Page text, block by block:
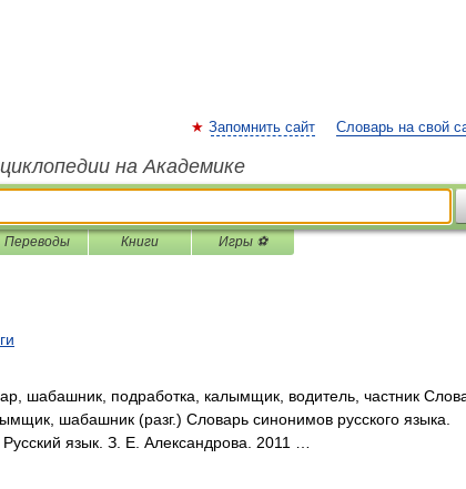
Запомнить сайт Словарь на свой
на Академике
Переводы Книги Игры ⚽
шабашник, подработка, калымщик, водитель, частник
шабашник (разг.) Словарь синонимов русского языка.
язык. З. Е. Александрова. 2011 …